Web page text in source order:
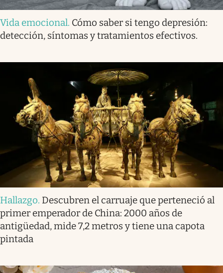
Vida emocional. Cómo saber si tengo depresión:
detección, síntomas y tratamientos efectivos.
Hallazgo. Descubren el carruaje que perteneció al
primer emperador de China: 2000 años de
antigüedad, mide 7,2 metros y tiene una capota
pintada